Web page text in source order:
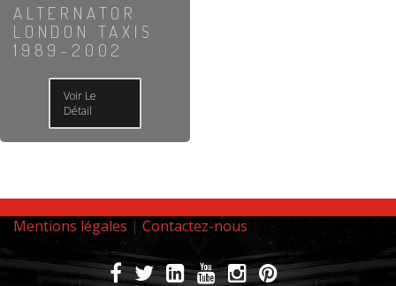
ALTERNATOR
LONDON TAXIS
1989-2002
Voir Le
Détail
Mentions légales | Contactez-nous